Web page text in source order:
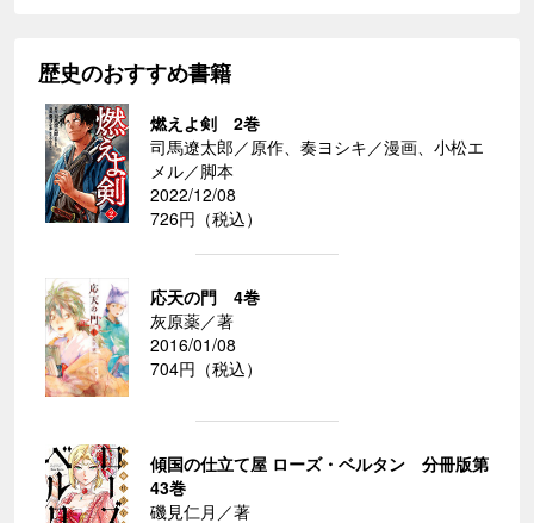
歴史のおすすめ書籍
燃えよ剣 2巻
司馬遼太郎／原作、奏ヨシキ／漫画、小松エ
メル／脚本
2022/12/08
726円（税込）
応天の門 4巻
灰原薬／著
2016/01/08
704円（税込）
傾国の仕立て屋 ローズ・ベルタン 分冊版第
43巻
磯見仁月／著